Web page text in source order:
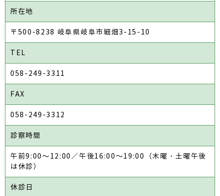
所在地
〒500-8238 岐阜県岐阜市細畑3-15-10
TEL
058-249-3311
FAX
058-249-3312
診察時間
午前9:00～12:00／午後16:00～19:00（木曜・土曜午後
は休診）
休診日